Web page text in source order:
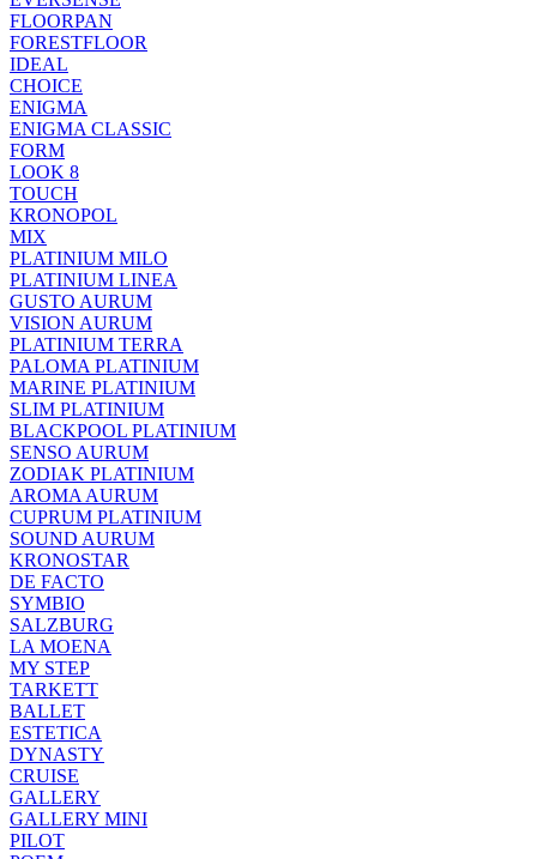
FLOORPAN
FORESTFLOOR
IDEAL
CHOICE
ENIGMA
ENIGMA CLASSIC
FORM
LOOK 8
TOUCH
KRONOPOL
MIX
PLATINIUM MILO
PLATINIUM LINEA
GUSTO AURUM
VISION AURUM
PLATINIUM TERRA
PALOMA PLATINIUM
MARINE PLATINIUM
SLIM PLATINIUM
BLACKPOOL PLATINIUM
SENSO AURUM
ZODIAK PLATINIUM
AROMA AURUM
CUPRUM PLATINIUM
SOUND AURUM
KRONOSTAR
DE FACTO
SYMBIO
SALZBURG
LA MOENA
MY STEP
TARKETT
BALLET
ESTETICA
DYNASTY
CRUISE
GALLERY
GALLERY MINI
PILOT